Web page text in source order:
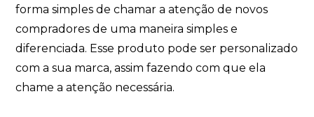
forma simples de chamar a atenção de novos
compradores de uma maneira simples e
diferenciada. Esse produto pode ser personalizado
com a sua marca, assim fazendo com que ela
chame a atenção necessária.